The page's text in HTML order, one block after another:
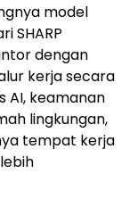
model
SHARP
dengan
kerja secara
AI, keamanan
lingkungan,
tempat kerja